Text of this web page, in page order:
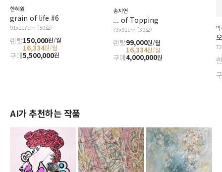
한혜원
grain of life #6
91x117cm (50호)
렌탈150,000원/월
16,334원/월
구매5,500,000원
송지연
... of Topping
73x91cm (30호)
렌탈99,000원/월
16,334원/월
구매4,000,000원
AI가 추천하는 작품